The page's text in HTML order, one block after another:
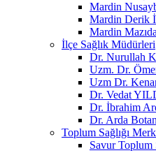
Mardin
Mardin Derik
Mardin
İlçe Sağlık Müdürleri
Dr. Nurullah
Uzm. Dr.
Uzm Dr.
Dr. Vedat
Dr. İbrahim
Dr. Arda
Toplum Sağlığı
Savur Toplum